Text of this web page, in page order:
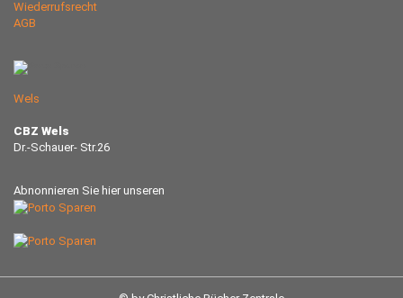
Wiederrufsrecht
AGB
Wels
CBZ Wels
Dr.-Schauer- Str.26
Abnonnieren Sie hier unseren